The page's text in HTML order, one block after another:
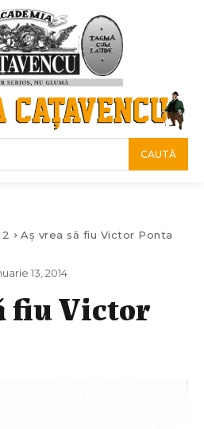
CAUTĂ
Aș vrea să fiu Victor Ponta
13, 2014
fiu Victor